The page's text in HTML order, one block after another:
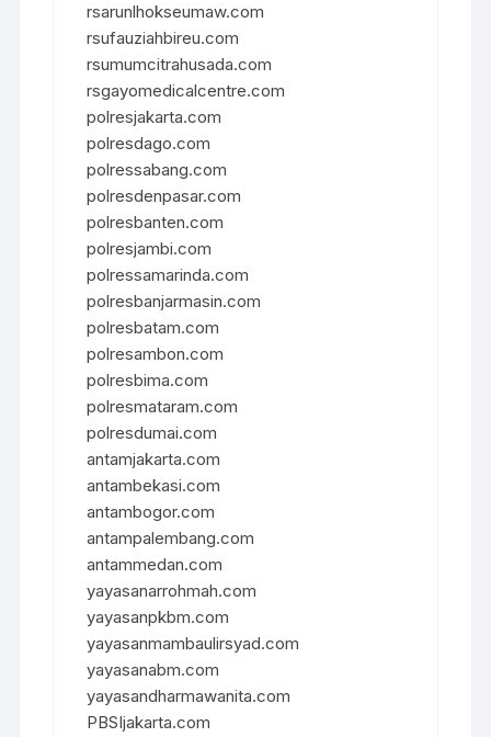
rsarunlhokseumaw.com
rsufauziahbireu.com
rsumumcitrahusada.com
rsgayomedicalcentre.com
polresjakarta.com
polresdago.com
polressabang.com
polresdenpasar.com
polresbanten.com
polresjambi.com
polressamarinda.com
polresbanjarmasin.com
polresbatam.com
polresambon.com
polresbima.com
polresmataram.com
polresdumai.com
antamjakarta.com
antambekasi.com
antambogor.com
antampalembang.com
antammedan.com
yayasanarrohmah.com
yayasanpkbm.com
yayasanmambaulirsyad.com
yayasanabm.com
yayasandharmawanita.com
PBSIjakarta.com